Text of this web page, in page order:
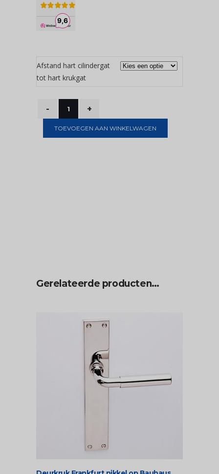
Afstand hart cilindergat
tot hart krukgat
TOEVOEGEN AAN WINKELWAGEN
Gerelateerde producten…